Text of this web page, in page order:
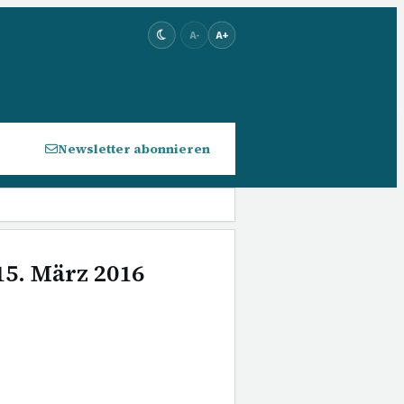
A- A+
Newsletter abonnieren
März 2016